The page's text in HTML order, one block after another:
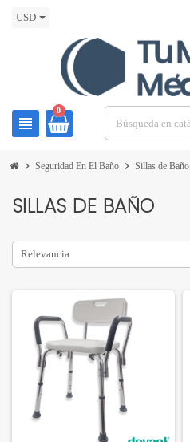
USD
view_headline
0
chevron_right Seguridad En El Baño chevron_right Sillas de Baño
SILLAS DE BAÑO
Relevancia